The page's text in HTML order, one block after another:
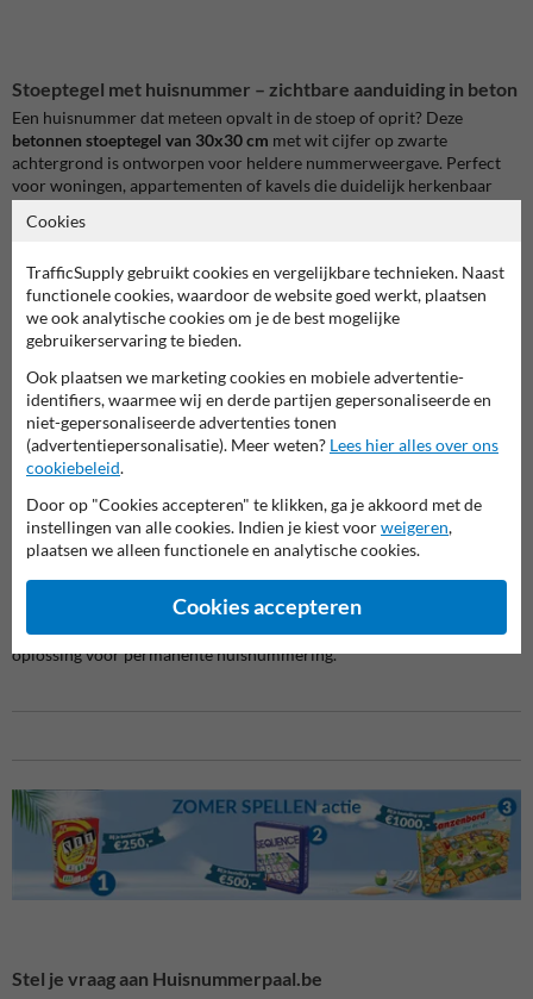
Stoeptegel met huisnummer – zichtbare aanduiding in beton
Een huisnummer dat meteen opvalt in de stoep of oprit? Deze
betonnen stoeptegel van 30x30 cm met wit cijfer op zwarte
achtergrond is ontworpen voor heldere nummerweergave. Perfect
voor woningen, appartementen of kavels die duidelijk herkenbaar
De tegel is vervaardigd uit hogesterktebeton en voorzien van een
slijtvaste opdruk. De witte cijfers springen duidelijk in het oog en
blijven goed leesbaar bij regen, vuil of intensief gebruik.
Toepassingsmogelijkheden
Deze nummertegel is geschikt voor:
Opritten van woningen
Voetpaden in woonwijken
Toegangen tot appartementsgebouwen
Parkeerzones met genummerde plaatsen
Bedrijfsterreinen met genummerde ingangen
Discreet geïntegreerd in de verharding
De tegel wordt ingewerkt in bestaande bestrating, waardoor je geen
aparte borden of stickers nodig hebt. Een nette, onderhoudsarme
oplossing voor permanente huisnummering.
Stel je vraag aan Huisnummerpaal.be
Cookies
TrafficSupply gebruikt cookies en vergelijkbare technieken. Naast
functionele cookies, waardoor de website goed werkt, plaatsen
we ook analytische cookies om je de best mogelijke
gebruikerservaring te bieden.
Ook plaatsen we marketing cookies en mobiele advertentie-
identifiers, waarmee wij en derde partijen gepersonaliseerde en
niet-gepersonaliseerde advertenties tonen
(advertentiepersonalisatie). Meer weten? Lees hier alles over ons
cookiebeleid.
Door op "Cookies accepteren" te klikken, ga je akkoord met de
instellingen van alle cookies. Indien je kiest voorweigeren,
plaatsen we alleen functionele en analytische cookies.
Cookies accepteren